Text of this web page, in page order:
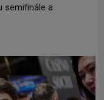
semifinále a